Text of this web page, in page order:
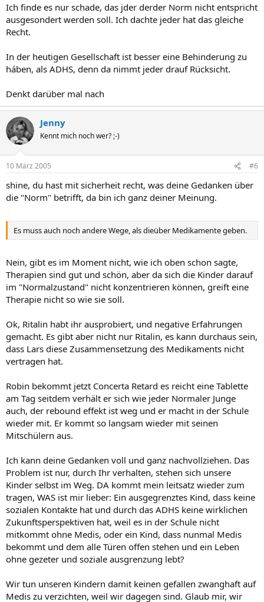
Ich finde es nur schade, das jder derder Norm nicht entspricht
ausgesondert werden soll. Ich dachte jeder hat das gleiche
Recht.
In der heutigen Gesellschaft ist besser eine Behinderung zu
háben, als ADHS, denn da nimmt jeder drauf Rücksicht.
Denkt darüber mal nach
Jenny
Kennt mich noch wer? ;-)
10 März 2005 #6
shine, du hast mit sicherheit recht, was deine Gedanken über
die "Norm" betrifft, da bin ich ganz deiner Meinung.
Es muss auch noch andere Wege, als dieüber Medikamente geben.
Nein, gibt es im Moment nicht, wie ich oben schon sagte,
Therapien sind gut und schön, aber da sich die Kinder darauf
im "Normalzustand" nicht konzentrieren können, greift eine
Therapie nicht so wie sie soll.
Ok, Ritalin habt ihr ausprobiert, und negative Erfahrungen
gemacht. Es gibt aber nicht nur Ritalin, es kann durchaus sein,
dass Lars diese Zusammensetzung des Medikaments nicht
vertragen hat.
Robin bekommt jetzt Concerta Retard es reicht eine Tablette
am Tag seitdem verhält er sich wie jeder Normaler Junge
auch, der rebound effekt ist weg und er macht in der Schule
wieder mit. Er kommt so langsam wieder mit seinen
Mitschülern aus.
Ich kann deine Gedanken voll und ganz nachvollziehen. Das
Problem ist nur, durch Ihr verhalten, stehen sich unsere
Kinder selbst im Weg. DA kommt mein leitsatz wieder zum
tragen, WAS ist mir lieber: Ein ausgegrenztes Kind, dass keine
sozialen Kontakte hat und durch das ADHS keine wirklichen
Zukunftsperspektiven hat, weil es in der Schule nicht
mitkommt ohne Medis, oder ein Kind, dass nunmal Medis
bekommt und dem alle Türen offen stehen und ein Leben
ohne gezeter und soziale ausgrenzung lebt?
Wir tun unseren Kindern damit keinen gefallen zwanghaft auf
Medis zu verzichten, weil wir dagegen sind. Glaub mir, wir